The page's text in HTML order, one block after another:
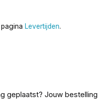
Levertijden.
geplaatst? Jouw bestelling